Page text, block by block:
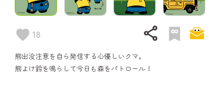
18 share
熊出没注意を自ら発信する心優しいクマ。
熊よけ鈴を鳴らして今日も森をパトロール！